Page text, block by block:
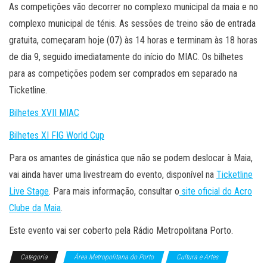
As competições vão decorrer no complexo municipal da maia e no
complexo municipal de ténis. As sessões de treino são de entrada
gratuita, começaram hoje (07) às 14 horas e terminam às 18 horas
de dia 9, seguido imediatamente do início do MIAC. Os bilhetes
para as competições podem ser comprados em separado na
Ticketline.
Bilhetes XVII MIAC
Bilhetes XI FIG World Cup
Para os amantes de ginástica que não se podem deslocar à Maia,
vai ainda haver uma livestream do evento, disponível na Ticketline
Live Stage. Para mais informação, consultar o site oficial do Acro
Clube da Maia.
Este evento vai ser coberto pela Rádio Metropolitana Porto.
Categoria Área Metropolitana do Porto Cultura e Artes